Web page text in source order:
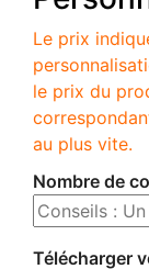
Le prix
le prix du
au plus vite.
Nombre de
Télécharger